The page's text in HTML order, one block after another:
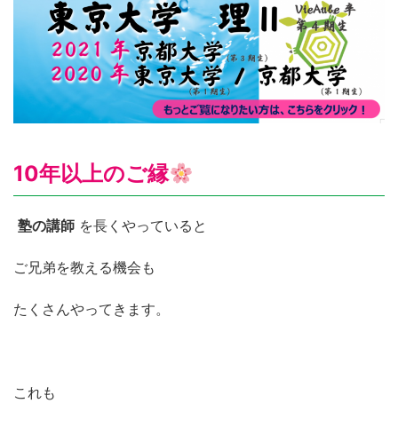
10年以上のご縁
塾の講師 を長くやっていると
ご兄弟を教える機会も
たくさんやってきます。
これも